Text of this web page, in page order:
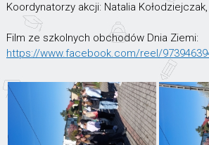
Koordynatorzy akcji: Natalia
Film ze szkolnych obchodów Dnia Ziemi:
https://www.facebook.com/reel/